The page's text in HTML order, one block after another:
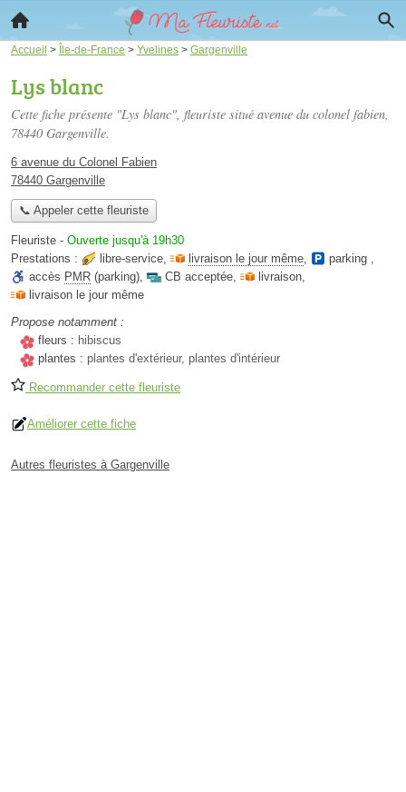
Accueil > Île-de-France > Yvelines > Gargenville
Lys blanc
Cette fiche présente "Lys blanc", fleuriste situé avenue du colonel fabien,
78440 Gargenville.
6 avenue du Colonel Fabien
78440 Gargenville
📞 Appeler cette fleuriste
Fleuriste - Ouverte jusqu'à 19h30
Prestations :
libre-service, livraison le jour même, parking ,
accès PMR (parking), CB acceptée, livraison,
livraison le jour même
Propose notamment :
fleurs : hibiscus
plantes : plantes d'extérieur, plantes d'intérieur
Recommander cette fleuriste
Améliorer cette fiche
Autres fleuristes à Gargenville